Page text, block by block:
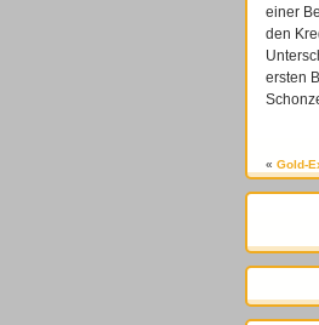
einer
den
ersten
« Gold-